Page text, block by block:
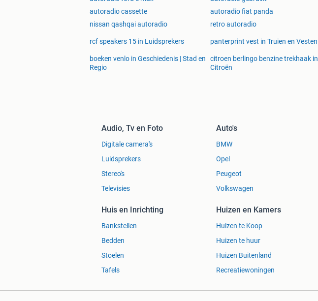
autoradio cassette
autoradio fiat panda
nissan qashqai autoradio
retro autoradio
rcf speakers 15 in Luidsprekers panterprint vest in Truien en Vesten
boeken venlo in Geschiedenis | Stad en
Regio
citroen berlingo benzine trekhaak in
Citroën
Audio, Tv en Foto
Digitale camera's
Luidsprekers
Stereo's
Televisies
Auto's
BMW
Opel
Peugeot
Volkswagen
Huis en Inrichting
Bankstellen
Bedden
Stoelen
Tafels
Huizen en Kamers
Huizen te Koop
Huizen te huur
Huizen Buitenland
Recreatiewoningen